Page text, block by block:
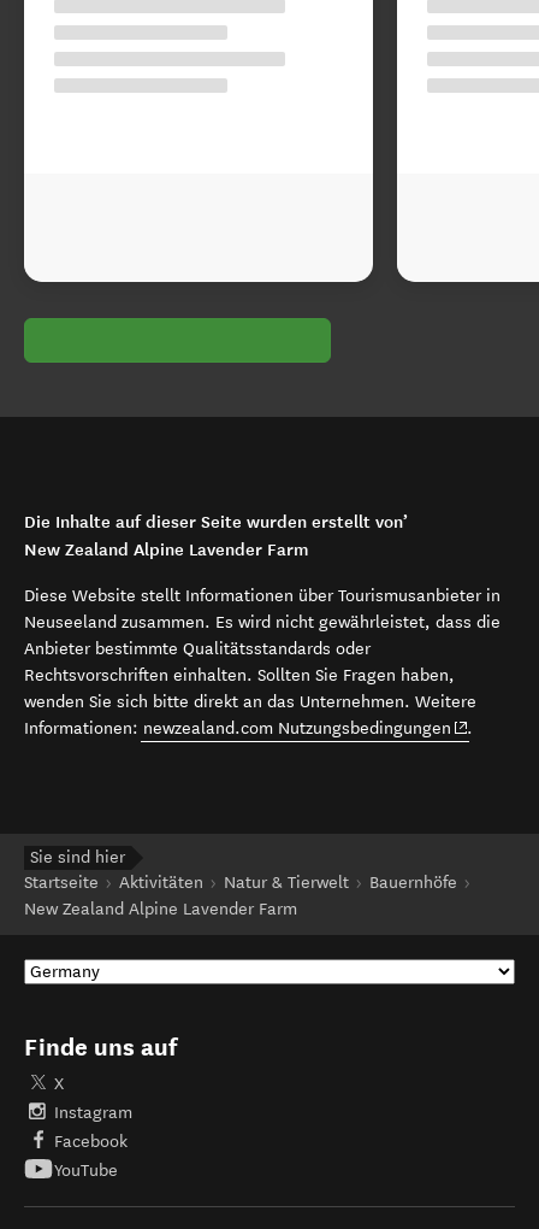
Die Inhalte auf dieser Seite wurden erstellt von’
New Zealand Alpine Lavender Farm
Diese Website stellt Informationen über Tourismusanbieter in
Neuseeland zusammen. Es wird nicht gewährleistet, dass die
Anbieter bestimmte Qualitätsstandards oder
Rechtsvorschriften einhalten. Sollten Sie Fragen haben,
wenden Sie sich bitte direkt an das Unternehmen. Weitere
Informationen: newzealand.com Nutzungsbedingungen (opens in
.
Sie sind hier
Startseite
Aktivitäten Natur & Tierwelt
Bauernhöfe
New Zealand Alpine Lavender Farm
Finde uns auf
X
Instagram
Facebook
YouTube